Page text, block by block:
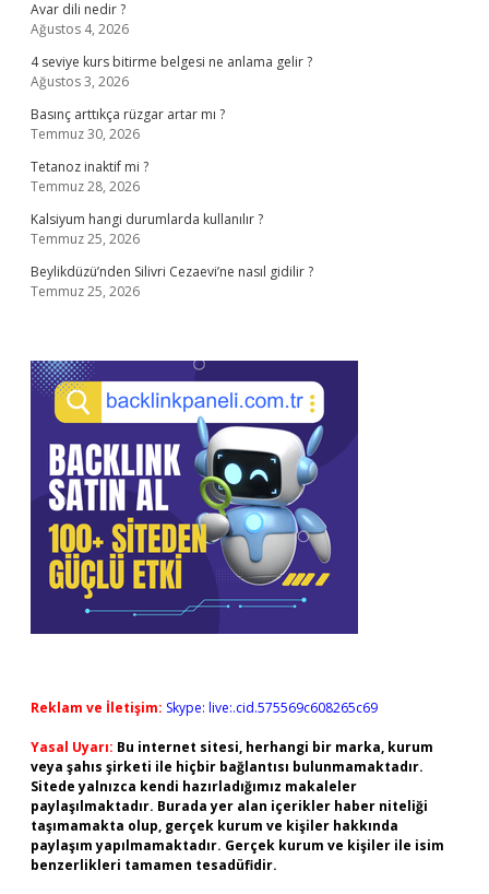
Avar dili nedir ?
Ağustos 4, 2026
4 seviye kurs bitirme belgesi ne anlama gelir ?
Ağustos 3, 2026
Basınç arttıkça rüzgar artar mı ?
Temmuz 30, 2026
Tetanoz inaktif mi ?
Temmuz 28, 2026
Kalsiyum hangi durumlarda kullanılır ?
Temmuz 25, 2026
Beylikdüzü’nden Silivri Cezaevi’ne nasıl gidilir ?
Temmuz 25, 2026
Reklam ve İletişim: Skype: live:.cid.575569c608265c69
Yasal Uyarı: Bu internet sitesi, herhangi bir marka, kurum
veya şahıs şirketi ile hiçbir bağlantısı bulunmamaktadır.
Sitede yalnızca kendi hazırladığımız makaleler
paylaşılmaktadır. Burada yer alan içerikler haber niteliği
taşımamakta olup, gerçek kurum ve kişiler hakkında
paylaşım yapılmamaktadır. Gerçek kurum ve kişiler ile isim
benzerlikleri tamamen tesadüfidir.